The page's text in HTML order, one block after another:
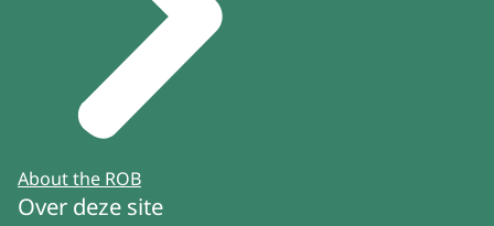
About the ROB
Over deze site